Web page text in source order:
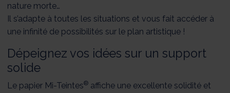
nature morte…
Il s’adapte à toutes les situations et vous fait accéder à
une infinité de possibilités sur le plan artistique !
Dépeignez vos idées sur un support
solide
Le papier Mi-Teintes® affiche une excellente solidité et